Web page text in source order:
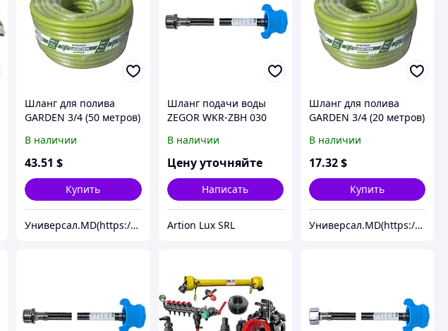
Шланг для полива
GARDEN 3/4 (50 метров)
В наличии
43.51 $
Купить
Универсал.MD(https://universal.prom.md/)
Шланг подачи воды
ZEGOR WKR-ZBH 030
В наличии
Цену уточняйте
Написать
Artion Lux SRL
Шланг для полива
GARDEN 3/4 (20 метров)
В наличии
17.32$
Купить
Универсал.MD(https://universal.prom.md/)